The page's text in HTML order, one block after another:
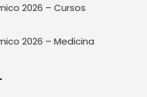
2026 – Cursos
2026 – Medicina